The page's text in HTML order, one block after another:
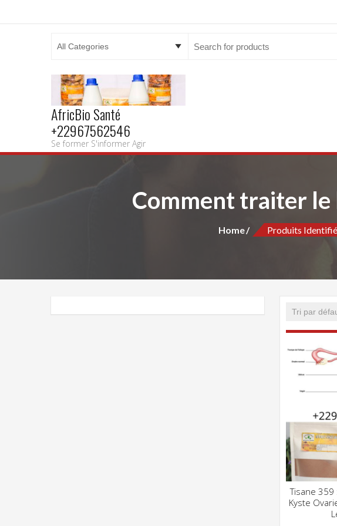
AfricBio Santé
+22967562546
Se former S'informer Agir
Comment traiter le
Home Produits
ADD
Tisane
Kyste